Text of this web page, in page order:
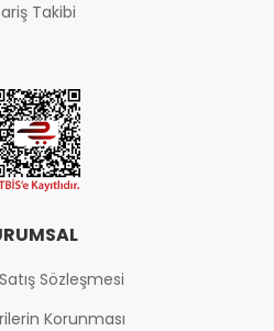
Takibi
Sözleşmesi
Korunması